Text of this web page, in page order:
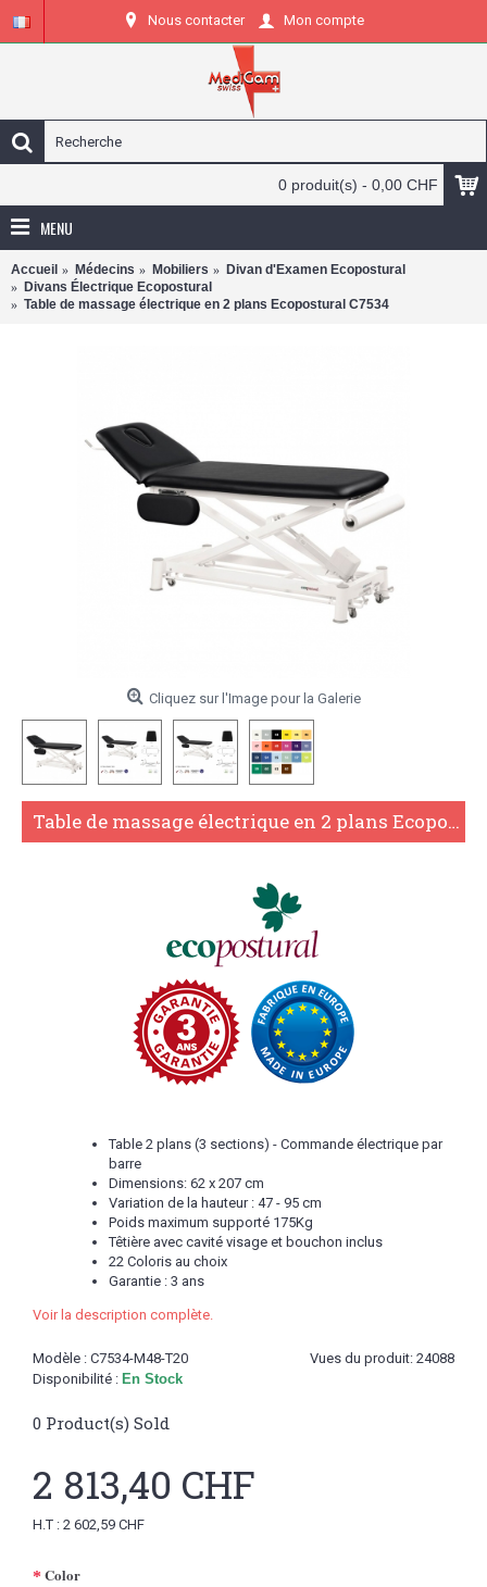
Nous contacter Mon compte
0 produit(s) - 0,00 CHF
MENU
Accueil Médecins Mobiliers
Divan d'Examen Ecopostural
Divans Électrique Ecopostural
Table de massage électrique en 2 plans Ecopostural C7534
Cliquez sur l'Image pour la Galerie
Table de massage électrique en 2 plans Ecopostural C7534
Table 2 plans (3 sections) - Commande électrique par
barre
Dimensions: 62 x 207 cm
Variation de la hauteur : 47 - 95 cm
Poids maximum supporté 175Kg
Têtière avec cavité visage et bouchon inclus
22 Coloris au choix
Garantie : 3 ans
Voir la description complète.
Vues du produit: 24088
Modèle : C7534-M48-T20
Disponibilité : En Stock
0 Product(s) Sold
2 813,40 CHF
H.T : 2 602,59 CHF
Color